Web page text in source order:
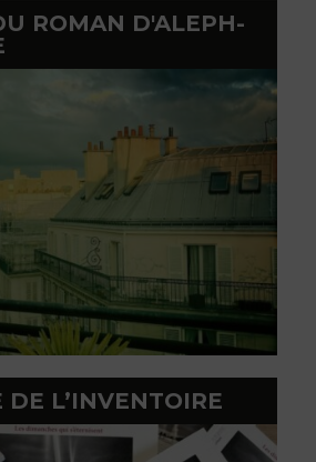
ROMAN D'ALEPH-
DE L’INVENTOIRE